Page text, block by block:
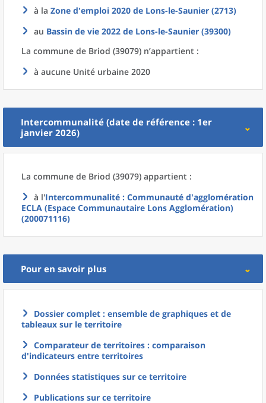
à la Zone d'emploi 2020 de Lons-le-Saunier (2713)
au Bassin de vie 2022 de Lons-le-Saunier (39300)
La commune de Briod (39079) n’appartient :
à aucune Unité urbaine 2020
Intercommunalité (date de référence : 1er
janvier 2026)
La commune de Briod (39079) appartient :
à l'Intercommunalité : Communauté d'agglomération
ECLA (Espace Communautaire Lons Agglomération)
(200071116)
Pour en savoir plus
Dossier complet : ensemble de graphiques et de
tableaux sur le territoire
Comparateur de territoires : comparaison
d'indicateurs entre territoires
Données statistiques sur ce territoire
Publications sur ce territoire